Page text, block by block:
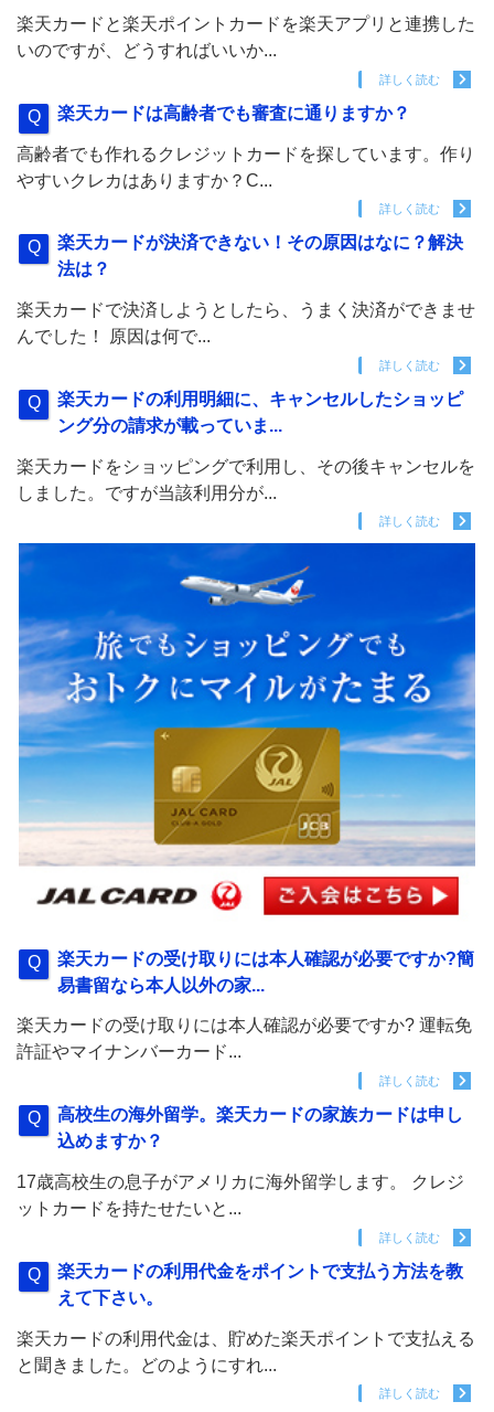
楽天カードと楽天ポイントカードを楽天アプリと連携した
いのですが、どうすればいいか...
詳しく読む
楽天カードは高齢者でも審査に通りますか？
高齢者でも作れるクレジットカードを探しています。作り
やすいクレカはありますか？C...
詳しく読む
楽天カードが決済できない！その原因はなに？解決
法は？
楽天カードで決済しようとしたら、うまく決済ができませ
んでした！ 原因は何で...
詳しく読む
楽天カードの利用明細に、キャンセルしたショッピ
ング分の請求が載っていま...
楽天カードをショッピングで利用し、その後キャンセルを
しました。ですが当該利用分が...
詳しく読む
楽天カードの受け取りには本人確認が必要ですか?簡
易書留なら本人以外の家...
楽天カードの受け取りには本人確認が必要ですか? 運転免
許証やマイナンバーカード...
詳しく読む
高校生の海外留学。楽天カードの家族カードは申し
込めますか？
17歳高校生の息子がアメリカに海外留学します。 クレジ
ットカードを持たせたいと...
詳しく読む
楽天カードの利用代金をポイントで支払う方法を教
えて下さい。
楽天カードの利用代金は、貯めた楽天ポイントで支払える
と聞きました。どのようにすれ...
詳しく読む